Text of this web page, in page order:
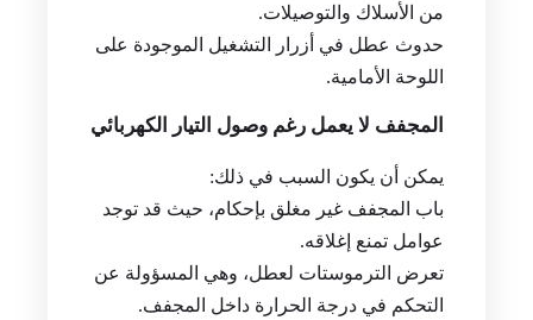
من الأسلاك والتوصيلات.
حدوث عطل في أزرار التشغيل الموجودة على
اللوحة الأمامية.
المجفف لا يعمل رغم وصول التيار الكهربائي
يمكن أن يكون السبب في ذلك:
باب المجفف غير مغلق بإحكام، حيث قد توجد
عوامل تمنع إغلاقه.
تعرض الترموستات لعطل، وهي المسؤولة عن
التحكم في درجة الحرارة داخل المجفف.